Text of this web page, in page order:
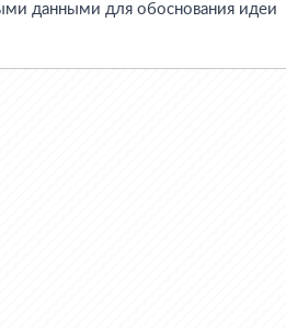
данными для обоснования идеи